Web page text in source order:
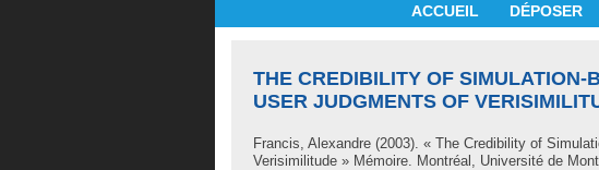
ACCUEIL DÉPOSER
THE CREDIBILITY OF SIMULATION-
USER JUDGMENTS OF
Francis, Alexandre (2003). « The Credibility of
Verisimilitude » Mémoire. Montréal, Université de